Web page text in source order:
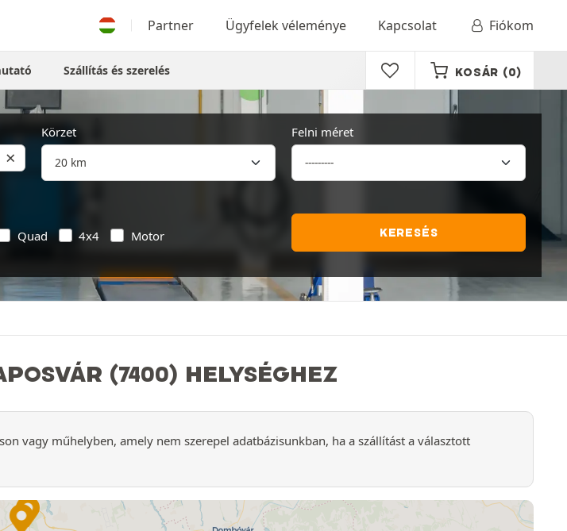
Partner Ügyfelek véleménye Kapcsolat Fiókom
Szállítás és szerelés KOSÁR (0)
×
Körzet Felni méret
Quad 4x4
Motor
KERESÉS
(7400) HELYSÉGHEZ
vagy műhelyben, amely nem szerepel adatbázisunkban, ha a szállítást a választott